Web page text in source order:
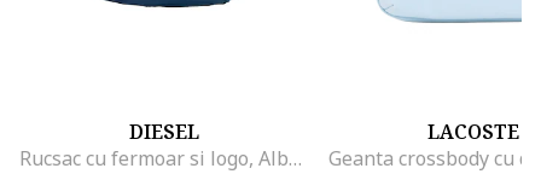
DIESEL
Rucsac cu fermoar si logo, Albastru
LACOSTE